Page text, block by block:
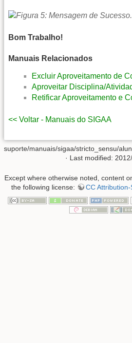
Bom Trabalho!
Manuais Relacionados
Excluir Aproveitamento de
Aproveitar Disciplina/
Retificar Aproveitamento e
<< Voltar - Manuais do SIGAA
suporte/manuais/sigaa/stricto_sensu/
· Last modified:
Except where otherwise noted, content
the following license:
CC